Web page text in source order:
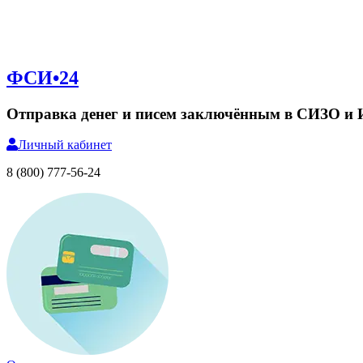
ФСИ•24
Отправка денег и писем заключённым в СИЗО и
Личный кабинет
8 (800) 777-56-24